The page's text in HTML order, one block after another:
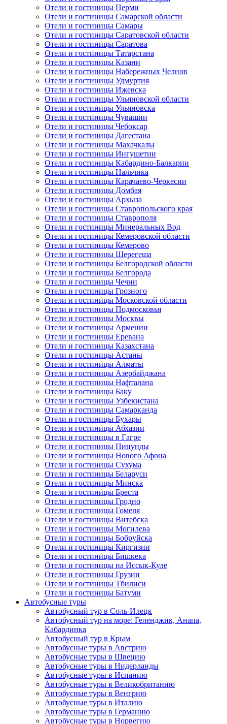
Отели и гостиницы Перми
Отели и гостиницы Самарской области
Отели и гостиницы Самары
Отели и гостиницы Саратовской области
Отели и гостиницы Саратова
Отели и гостиницы Татарстана
Отели и гостиницы Казани
Отели и гостиницы Набережных Челнов
Отели и гостиницы Удмуртия
Отели и гостиницы Ижевска
Отели и гостиницы Ульяновской области
Отели и гостиницы Ульяновска
Отели и гостиницы Чувашии
Отели и гостиницы Чебоксар
Отели и гостиницы Дагестана
Отели и гостиницы Махачкалы
Отели и гостиницы Ингушетии
Отели и гостиницы Кабардино-Балкарии
Отели и гостиницы Нальчика
Отели и гостиницы Карачаево-Черкесии
Отели и гостиницы Домбая
Отели и гостиницы Архыза
Отели и гостиницы Ставропольского края
Отели и гостиницы Ставрополя
Отели и гостиницы Минеральных Вод
Отели и гостиницы Кемеровской области
Отели и гостиницы Кемерово
Отели и гостиницы Шерегеша
Отели и гостиницы Белгородской области
Отели и гостиницы Белгорода
Отели и гостиницы Чечни
Отели и гостиницы Грозного
Отели и гостиницы Московской области
Отели и гостиницы Подмосковья
Отели и гостиницы Москвы
Отели и гостиницы Армении
Отели и гостиницы Еревана
Отели и гостиницы Казахстана
Отели и гостиницы Астаны
Отели и гостиницы Алматы
Отели и гостиницы Азербайджана
Отели и гостиницы Нафталана
Отели и гостиницы Баку
Отели и гостиницы Узбекистана
Отели и гостиницы Самарканда
Отели и гостиницы Бухары
Отели и гостиницы Абхазии
Отели и гостиницы в Гагре
Отели и гостиницы Пицунды
Отели и гостиницы Нового Афона
Отели и гостиницы Сухума
Отели и гостиницы Беларуси
Отели и гостиницы Минска
Отели и гостиницы Бреста
Отели и гостиницы Гродно
Отели и гостиницы Гомеля
Отели и гостиницы Витебска
Отели и гостиницы Могилева
Отели и гостиницы Бобруйска
Отели и гостиницы Киргизии
Отели и гостиницы Бишкека
Отели и гостиницы на Иссык-Куле
Отели и гостиницы Грузии
Отели и гостиницы Тбилиси
Отели и гостиницы Батуми
Автобусные туры
Автобусный тур в Соль-Илецк
Автобусный тур на море: Геленджик, Анапа,
Кабардинка
Автобусный тур в Крым
Автобусные туры в Австрию
Автобусные туры в Швецию
Автобусные туры в Нидерланды
Автобусные туры в Испанию
Автобусные туры в Великобританию
Автобусные туры в Венгрию
Автобусные туры в Италию
Автобусные туры в Германию
Автобусные туры в Норвегию